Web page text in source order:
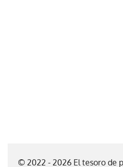
© 2022 - 2026 El tesoro de